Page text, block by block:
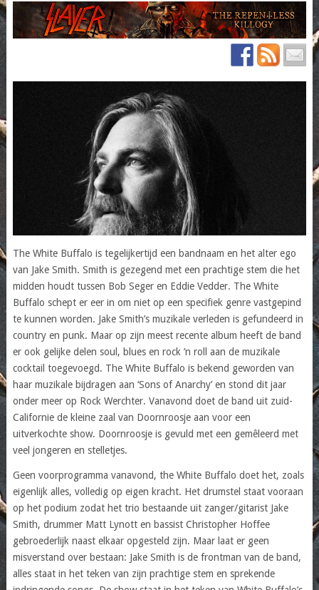
The White Buffalo is tegelijkertijd een bandnaam en het alter ego
van Jake Smith. Smith is gezegend met een prachtige stem die het
midden houdt tussen Bob Seger en Eddie Vedder. The White
Buffalo schept er eer in om niet op een specifiek genre vastgepind
te kunnen worden. Jake Smith’s muzikale verleden is gefundeerd in
country en punk. Maar op zijn meest recente album heeft de band
er ook gelijke delen soul, blues en rock ’n roll aan de muzikale
cocktail toegevoegd. The White Buffalo is bekend geworden van
haar muzikale bijdragen aan ‘Sons of Anarchy’ en stond dit jaar
onder meer op Rock Werchter. Vanavond doet de band uit zuid-
Californie de kleine zaal van Doornroosje aan voor een
uitverkochte show. Doornroosje is gevuld met een gemêleerd met
veel jongeren en stelletjes.
Geen voorprogramma vanavond, the White Buffalo doet het, zoals
eigenlijk alles, volledig op eigen kracht. Het drumstel staat vooraan
op het podium zodat het trio bestaande uit zanger/gitarist Jake
Smith, drummer Matt Lynott en bassist Christopher Hoffee
gebroederlijk naast elkaar opgesteld zijn. Maar laat er geen
misverstand over bestaan: Jake Smith is de frontman van de band,
alles staat in het teken van zijn prachtige stem en sprekende